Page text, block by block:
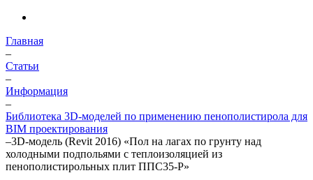
Главная
–
Статьи
–
Информация
–
Библиотека 3D-моделей по применению пенополистирола для
BIM проектирования
–3D-модель (Revit 2016) «Пол на лагах по грунту над
холодными подпольями с теплоизоляцией из
пенополистирольных плит ППС35-Р»